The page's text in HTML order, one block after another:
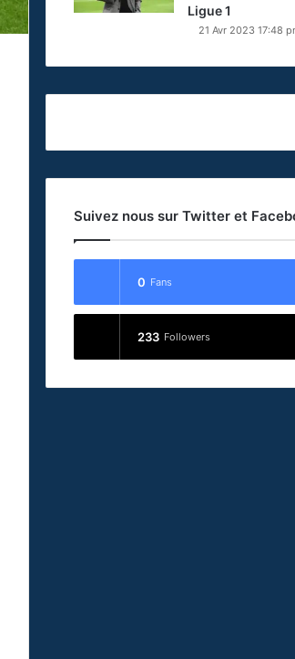
Ligue 1
21 Avr 2023 17:48
Suivez nous sur Twitter et
0 Fans
233 Followers